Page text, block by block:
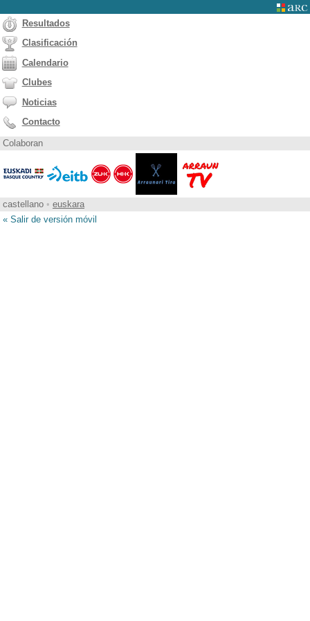
Resultados
Clasificación
Calendario
Clubes
Noticias
Contacto
Colaboran
castellano • euskara
« Salir de versión móvil